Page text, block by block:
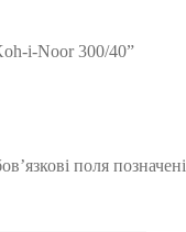
i-Noor 300/40”
поля позначені